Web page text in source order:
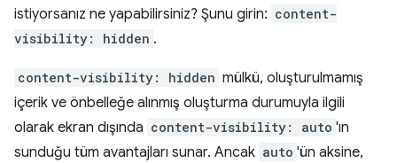
istiyorsanız ne yapabilirsiniz? Şunu girin: content-
visibility: hidden .
content-visibility: hidden mülkü, oluşturulmamış
içerik ve önbelleğe alınmış oluşturma durumuyla ilgili
olarak ekran dışında content-visibility: auto 'ın
sunduğu tüm avantajları sunar. Ancak auto 'ün aksine,